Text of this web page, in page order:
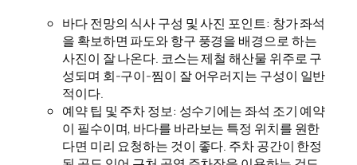
바다 전망의 식사 구성 및 사진 포인트: 창가 좌석
을 확보하면 파도와 항구 풍경을 배경으로 하는
사진이 잘 나온다. 코스는 제철 해산물 위주로 구
성되며 회-구이-찜이 잘 어우러지는 구성이 일반
적이다.
예약 팁 및 주차 정보: 성수기에는 좌석 조기 예약
이 필수이며, 바다를 바라보는 특정 위치를 원한
다면 미리 요청하는 것이 좋다. 주차 공간이 한정